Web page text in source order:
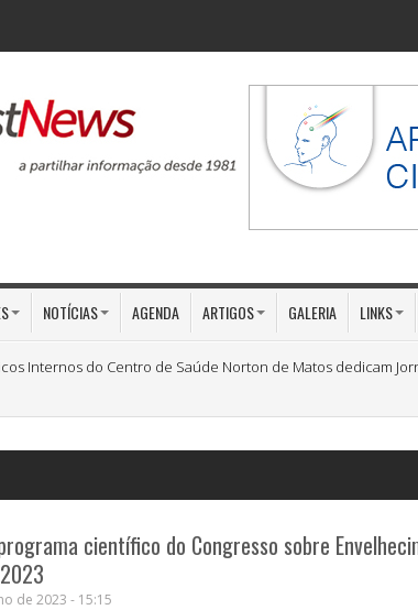
NOTÍCIAS AGENDA ARTIGOS GALERIA LINKS
Internos do Centro de Saúde Norton de Matos dedicam
científico do Congresso sobre
de 2023 - 15:15